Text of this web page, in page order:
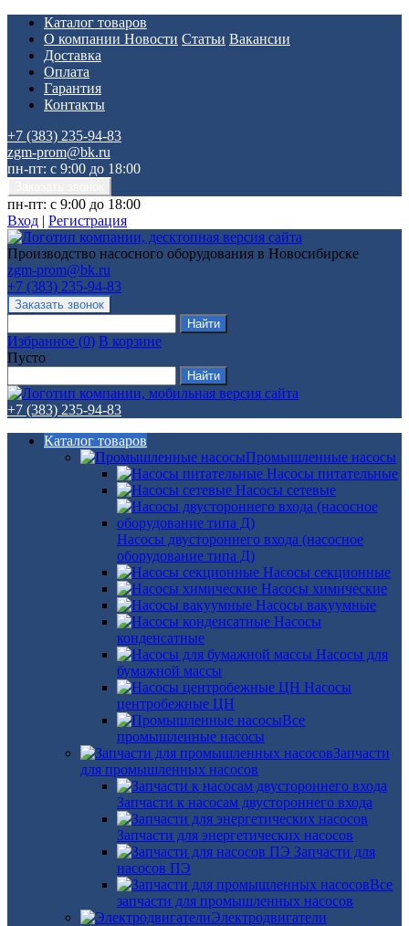
Каталог товаров
О компании Новости Статьи Вакансии
Доставка
Оплата
Гарантия
Контакты
+7 (383) 235-94-83
zgm-prom@bk.ru
пн-пт: с 9:00 до 18:00
пн-пт: с 9:00 до 18:00
Вход | Регистрация
Производство насосного оборудования в Новосибирске
zgm-prom@bk.ru
+7 (383) 235-94-83
Избранное (0) В корзине
Пусто
+7 (383) 235-94-83
Каталог товаров
Промышленные насосы
Насосы питательные
Насосы сетевые
Насосы двустороннего входа (насосное
оборудование типа Д)
Насосы секционные
Насосы химические
Насосы вакуумные
Насосы
конденсатные
Насосы для
бумажной массы
Насосы
центробежные ЦН
Все
промышленные насосы
Запчасти
для промышленных насосов
Запчасти к насосам двустороннего входа
Запчасти для энергетических насосов
Запчасти для
насосов ПЭ
Все
запчасти для промышленных насосов
Электродвигатели